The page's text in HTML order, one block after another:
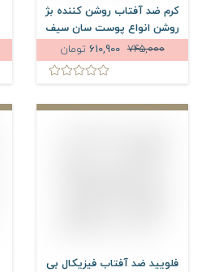
کرم ضد آفتاب روشن کننده بژ
روشن انواع پوست سان سیف
SPF50 حجم 50 میلی لیتر
745,000
610,900 تومان
فلویید ضد آفتاب فیزیکال بی